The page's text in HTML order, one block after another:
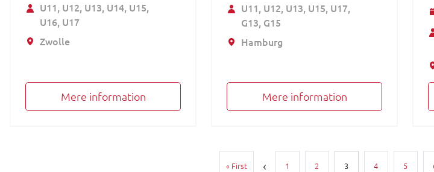
U11 U12 U13 U14 U15
U16 U17
Zwolle
Mere information
U11 U12 U13 U15 U17
G13 G15
Hamburg
Mere information
« FirstFørste side 1 2 3 4 5